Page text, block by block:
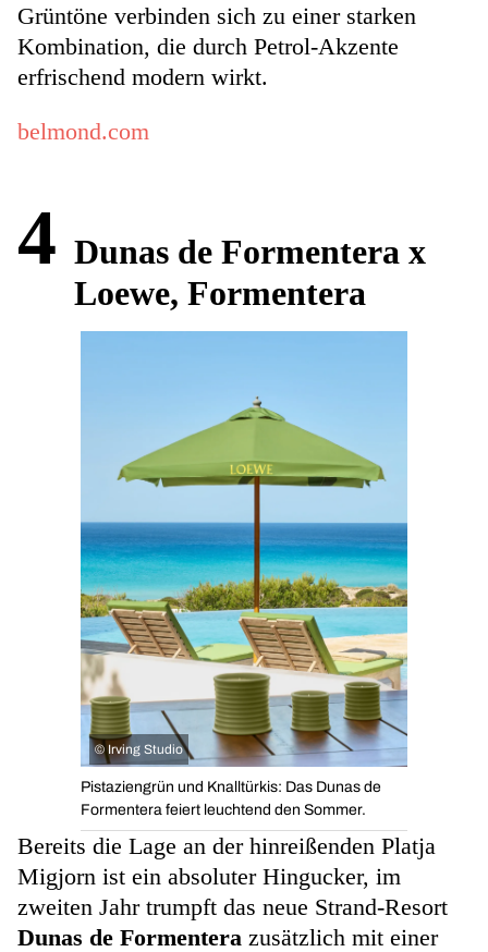
Grüntöne verbinden sich zu einer starken
Kombination, die durch Petrol-Akzente
erfrischend modern wirkt.
belmond.com
4 Dunas de Formentera x
Loewe, Formentera
© Irving Studio
Pistaziengrün und Knalltürkis: Das Dunas de
Formentera feiert leuchtend den Sommer.
Bereits die Lage an der hinreißenden Platja
Migjorn ist ein absoluter Hingucker, im
zweiten Jahr trumpft das neue Strand-Resort
Dunas de Formentera zusätzlich mit einer